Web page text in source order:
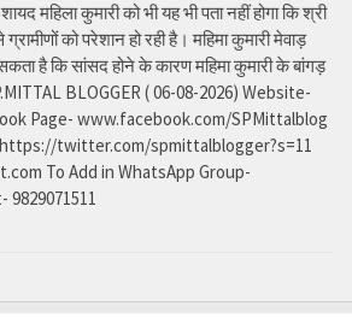
महिला कुमारी को भी यह भी पता नहीं होगा कि श्री
को परेशान हो रही है। महिमा कुमारी मेवाड़
है कि सांसद होने के कारण महिमा कुमारी के बांगड़
BLOGGER ( 06-08-2026) Website-
Page- www.facebook.com/SPMittalblog
twitter.com/spmittalblogger?s=11
To Add in WhatsApp Group-
9829071511